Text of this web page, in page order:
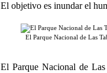
El objetivo es inundar el
El Parque Nacional de Las
El Parque Nacional de